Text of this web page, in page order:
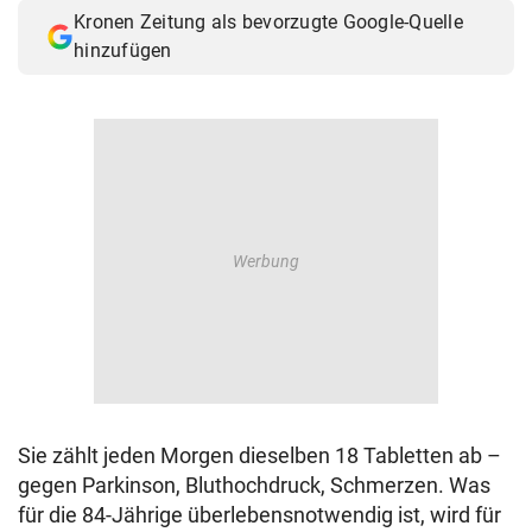
Kronen Zeitung als bevorzugte Google-Quelle
hinzufügen
Sie zählt jeden Morgen dieselben 18 Tabletten ab –
gegen Parkinson, Bluthochdruck, Schmerzen. Was
für die 84-Jährige überlebensnotwendig ist, wird für